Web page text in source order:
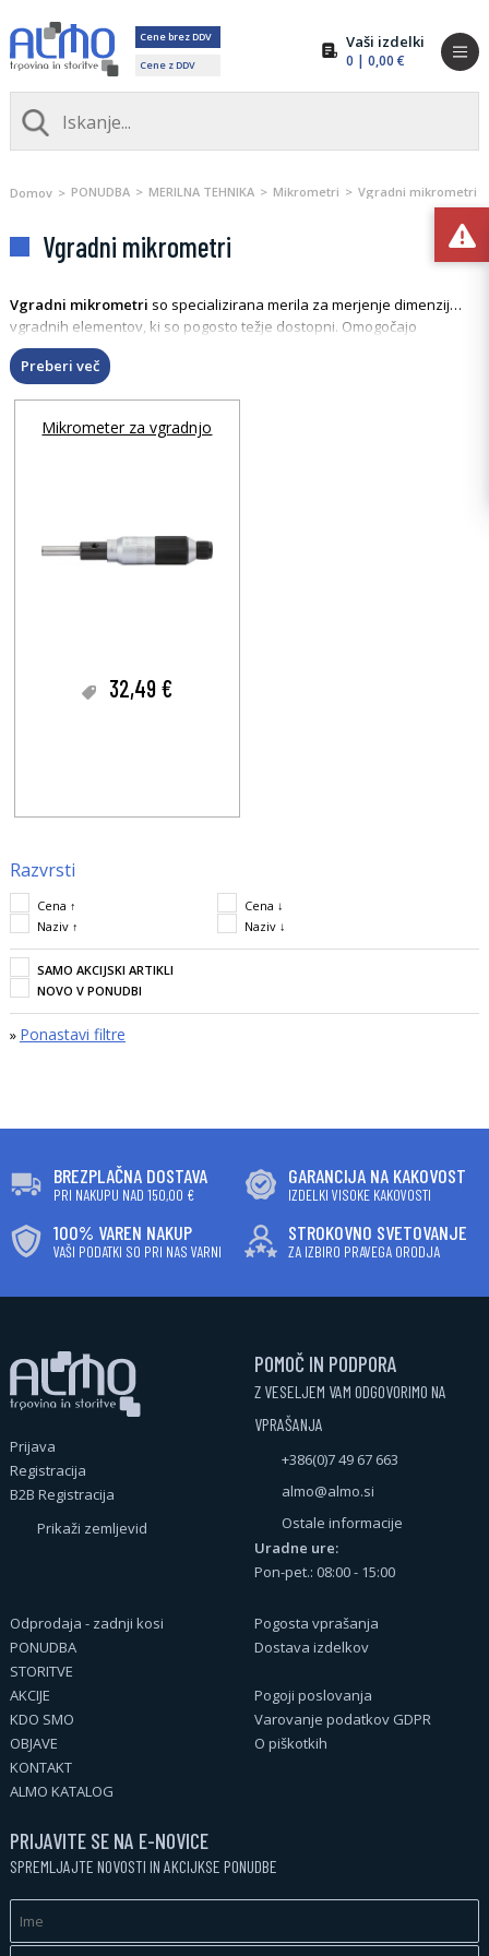
Cene brez DDV
Cene z DDV
Vaši izdelki
0 | 0,00 €
Domov PONUDBA MERILNA TEHNIKA Mikrometri Vgradni mikrometri
Vgradni mikrometri
Vgradni mikrometri so specializirana merila za merjenje dimenzij
vgradnih elementov, ki so pogosto težje dostopni. Omogočajo
natančne meritve vgradnih globin in drugih tehničnih elementov v
konstrukcijah in strojnih delih. Na voljo so različne izvedbe z visoko
Preberi več
Mikrometer za vgradnjo
32,49 €
Razvrsti
Cena ↑
Cena ↓
Naziv ↑
Naziv ↓
SAMO AKCIJSKI ARTIKLI
NOVO V PONUDBI
» Ponastavi filtre
BREZPLAČNA DOSTAVA
PRI NAKUPU NAD 150,00 €
GARANCIJA NA KAKOVOST
IZDELKI VISOKE KAKOVOSTI
100% VAREN NAKUP
VAŠI PODATKI SO PRI NAS VARNI
STROKOVNO SVETOVANJE
ZA IZBIRO PRAVEGA ORODJA
Prijava
Registracija
B2B Registracija
Prikaži zemljevid
POMOČ IN PODPORA
Z VESELJEM VAM ODGOVORIMO NA
VPRAŠANJA
+386(0)7 49 67 663
almo@almo.si
Ostale informacije
Uradne ure:
Pon-pet.: 08:00 - 15:00
Odprodaja - zadnji kosi
PONUDBA
STORITVE
AKCIJE
KDO SMO
OBJAVE
KONTAKT
ALMO KATALOG
Pogosta vprašanja
Dostava izdelkov
Pogoji poslovanja
Varovanje podatkov GDPR
O piškotkih
PRIJAVITE SE NA E-NOVICE
SPREMLJAJTE NOVOSTI IN AKCIJKSE PONUDBE